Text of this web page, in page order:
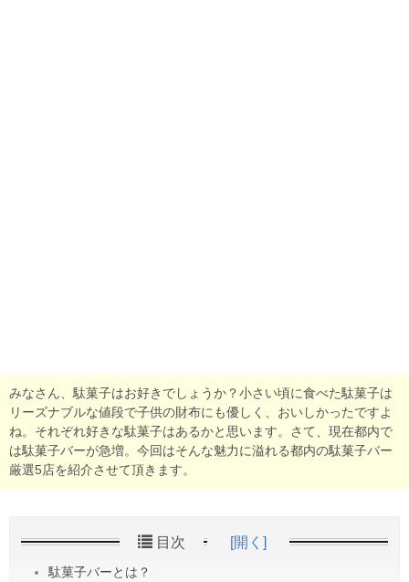
みなさん、駄菓子はお好きでしょうか？小さい頃に食べた駄菓子は
リーズナブルな値段で子供の財布にも優しく、おいしかったですよ
ね。それぞれ好きな駄菓子はあるかと思います。さて、現在都内で
は駄菓子バーが急増。今回はそんな魅力に溢れる都内の駄菓子バー
厳選5店を紹介させて頂きます。
目次 [開く]
駄菓子バーとは？